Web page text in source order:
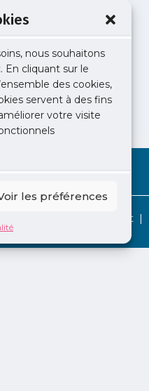
nous souhaitons
En cliquant sur le
des cookies,
servent à des fins
votre visite
les préférences
Contact